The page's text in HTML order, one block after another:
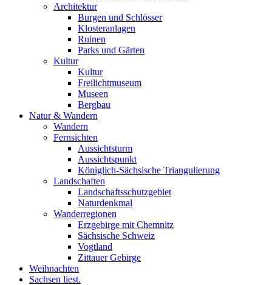
Architektur
Burgen und Schlösser
Klosteranlagen
Ruinen
Parks und Gärten
Kultur
Kultur
Freilichtmuseum
Museen
Bergbau
Natur & Wandern
Wandern
Fernsichten
Aussichtsturm
Aussichtspunkt
Königlich-Sächsische Triangulierung
Landschaften
Landschaftsschutzgebiet
Naturdenkmal
Wanderregionen
Erzgebirge mit Chemnitz
Sächsische Schweiz
Vogtland
Zittauer Gebirge
Weihnachten
Sachsen liest.